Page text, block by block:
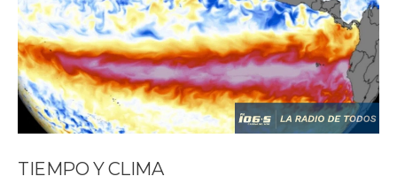
TIEMPO Y CLIMA